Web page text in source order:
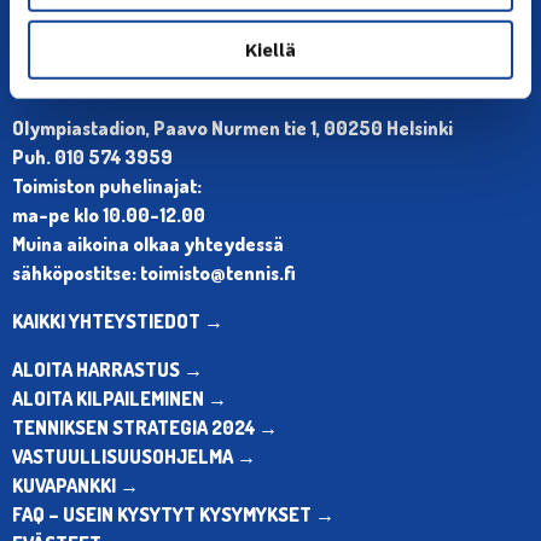
Kiellä
YHTEYSTIEDOT
Olympiastadion, Paavo Nurmen tie 1, 00250 Helsinki
Puh. 010 574 3959
Toimiston puhelinajat:
ma-pe klo 10.00-12.00
Muina aikoina olkaa yhteydessä
sähköpostitse: toimisto@tennis.fi
KAIKKI YHTEYSTIEDOT →
ALOITA HARRASTUS →
ALOITA KILPAILEMINEN →
TENNIKSEN STRATEGIA 2024 →
VASTUULLISUUSOHJELMA →
KUVAPANKKI →
FAQ – USEIN KYSYTYT KYSYMYKSET →